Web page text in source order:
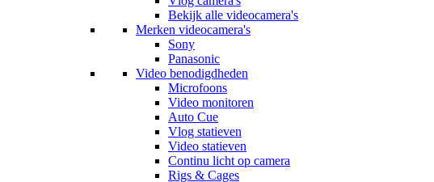
Bekijk alle videocamera's
Merken videocamera's
Sony
Panasonic
Video benodigdheden
Microfoons
Video monitoren
Auto Cue
Vlog statieven
Video statieven
Continu licht op camera
Rigs & Cages